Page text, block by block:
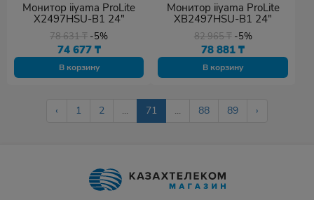
Монитор iiyama ProLite
X2497HSU-B1 24"
78 631₸ -5%
74 677 ₸
В корзину
Монитор iiyama ProLite
XB2497HSU-B1 24"
82 965₸ -5%
78 881₸
В корзину
‹ 1 2 ... 71 ... 88 89 ›